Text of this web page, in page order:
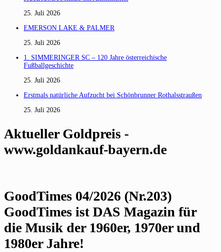
25. Juli 2026
EMERSON LAKE & PALMER
25. Juli 2026
1. SIMMERINGER SC – 120 Jahre österreichische
Fußballgeschichte
25. Juli 2026
Erstmals natürliche Aufzucht bei Schönbrunner Rothalsstraußen
25. Juli 2026
Aktueller Goldpreis -
www.goldankauf-bayern.de
GoodTimes 04/2026 (Nr.203)
GoodTimes ist DAS Magazin für
die Musik der 1960er, 1970er und
1980er Jahre!